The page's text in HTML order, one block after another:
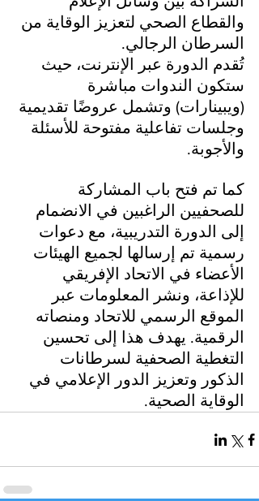
والقطاع الصحي لتعزيز الوقاية من
السرطان الرجالي.
تُقدم الدورة عبر الإنترنت، حيث
ستكون الندوات مباشرة
(ويبينارات) وتشمل عروضًا تقديمية
وجلسات تفاعلية مفتوحة للأسئلة
والأجوبة.
كما تم فتح باب المشاركة
للصحفيين الراغبين في الانضمام
إلى الدورة التدريبية، مع دعوات
رسمية تم إرسالها لجميع الهيئات
الأعضاء في الاتحاد الإفريقي
للإذاعة، ونشر المعلومات عبر
الموقع الرسمي للاتحاد ومنصاته
الرقمية. يهدف هذا إلى تحسين
التغطية الصحفية لسرطانات
الذكور وتعزيز الدور الإعلامي في
الوقاية الصحية.